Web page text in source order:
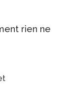
rien ne